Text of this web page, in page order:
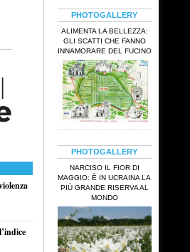
PHOTOGALLERY
ALIMENTA LA BELLEZZA:
GLI SCATTI CHE FANNO
INNAMORARE DEL FUCINO
PHOTOGALLERY
NARCISO IL FIOR DI
MAGGIO: È IN UCRAINA LA
PIÙ GRANDE RISERVA AL
MONDO